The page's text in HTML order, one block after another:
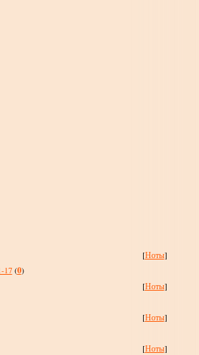
[Ноты]
17 (0)
[Ноты]
[Ноты]
[Ноты]